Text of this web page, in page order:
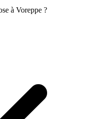
à Voreppe ?